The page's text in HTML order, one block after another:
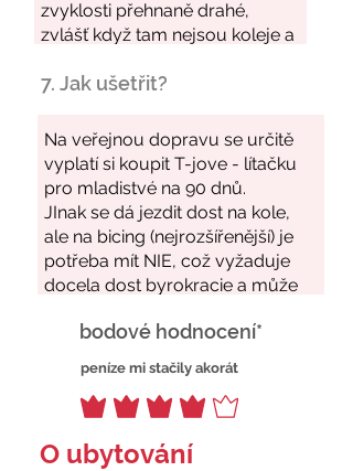
7. Jak ušetřit?
bodové hodnocení*
peníze mi stačily akorát
O ubytování